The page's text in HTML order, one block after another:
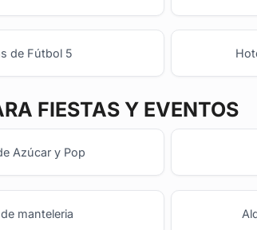
de Fútbol 5
FIESTAS Y EVENTOS
Azúcar y Pop
manteleria